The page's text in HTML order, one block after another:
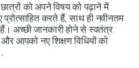
छात्रों को अपने विषय को पढ़ाने में
करते हैं, साथ ही नवीनतम
अच्छी जानकारी होने से स्वतंत्र
आपको नए शिक्षण विधियों को